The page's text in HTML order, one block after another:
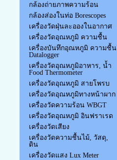
กล้องถ่ายภาพความร้อน
กล้องส่องในท่อ Borescopes
เครื่องวัดฝุ่นละอองในอากาศ
เครื่องวัดอุณหภูมิ ความชื้น
เครื่องบันทึกอุณหภูมิ ความชื้น
Datalogger
เครื่องวัดอุณหภูมิอาหาร, น้ำ
Food Thermometer
เครื่องวัดอุณหภูมิ สายโพรบ
เครื่องวัดอุณหภูมิทางหน้าผาก
เครื่องวัดความร้อน WBGT
เครื่องวัดอุณหภูมิ อินฟราเรด
เครื่องวัดเสียง
เครื่องวัดความชื้นไม้, วัสดุ,
ดิน
เครื่องวัดแสง Lux Meter